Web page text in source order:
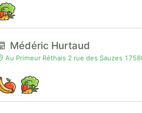
Médéric Hurtaud
Au Primeur Réthais 2 rue des Sauzes